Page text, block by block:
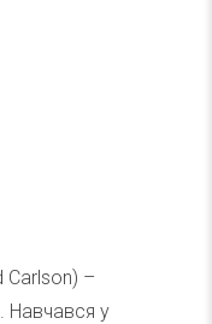
Carlson) –
Навчався у